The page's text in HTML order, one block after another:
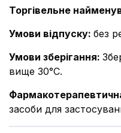
Торгівельне
Умови відпуску: без
Умови зберігання:
вище 30°С.
засоби для